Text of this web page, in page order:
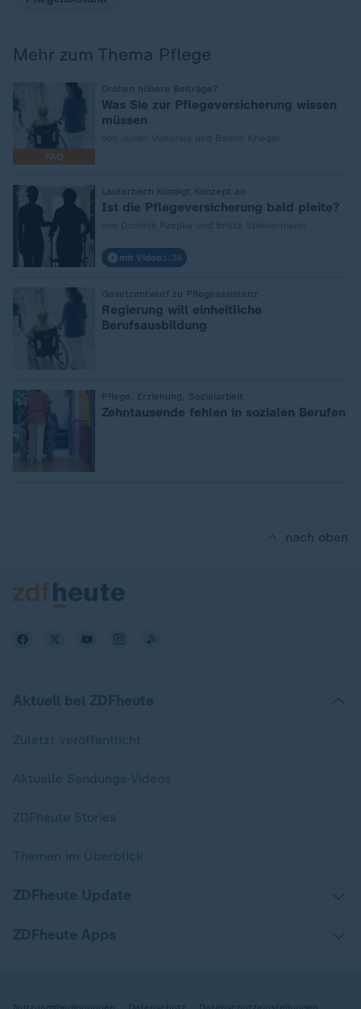
Mehr zum Thema Pflege
FAQ
Drohen höhere Beiträge?
Was Sie zur Pflegeversicherung wissen
müssen
Lauterbach kündigt Konzept an
Ist die Pflegeversicherung bald pleite?
mit Video 1:34
Gesetzentwurf zu Pflegeassistenz
Regierung will einheitliche
Berufsausbildung
Pflege, Erziehung, Sozialarbeit
:
Zehntausende fehlen in sozialen Berufen
nach oben